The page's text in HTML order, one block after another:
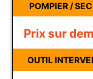
POMPIER /
Prix sur
OUTIL